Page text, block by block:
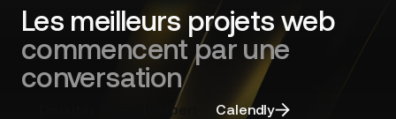
site
web
et
choisir
la
Les meilleurs projets web
commencent par une
conversation
Discuter avec un expert Calendly